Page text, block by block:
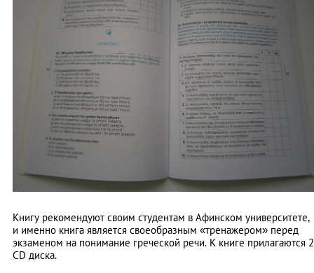
Книгу рекомендуют своим студентам в Афинском университете,
и именно книга является своеобразным «тренажером» перед
экзаменом на понимание греческой речи. К книге прилагаются 2
CD диска.